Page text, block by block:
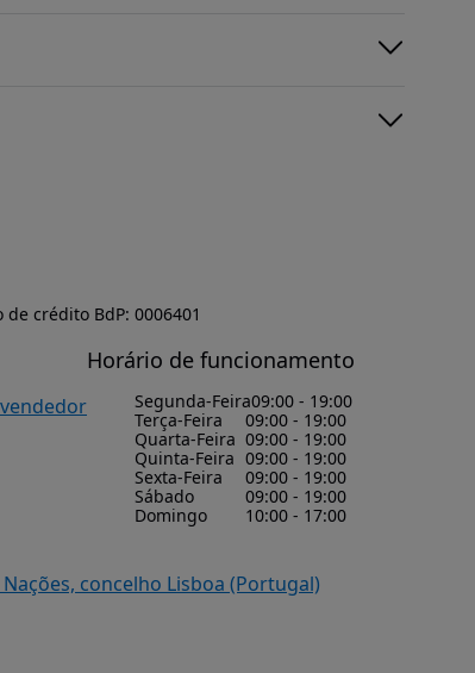
crédito BdP: 0006401
Horário de funcionamento
Segunda-Feira09:00 - 19:00
Terça-Feira
09:00 - 19:00
Quarta-Feira 09:00 - 19:00
Quinta-Feira 09:00 - 19:00
Sexta-Feira
09:00 - 19:00
Sábado
09:00 - 19:00
Domingo
10:00 - 17:00
concelho Lisboa (Portugal)